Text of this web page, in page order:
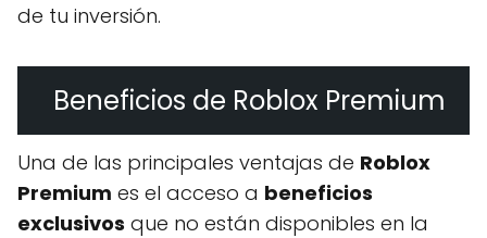
de tu inversión.
Beneficios de Roblox Premium
Una de las principales ventajas de Roblox
Premium es el acceso a beneficios
exclusivos que no están disponibles en la